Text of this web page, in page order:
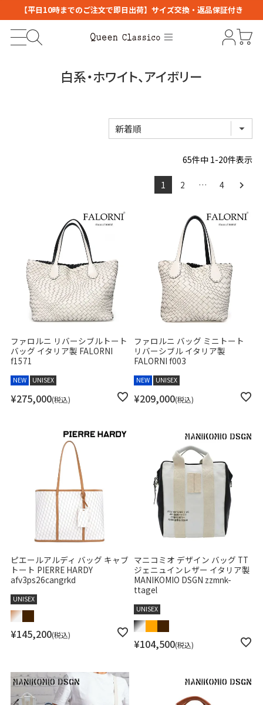
【平日10時までのご注文で即日出荷】サイズ交換・返品保証付き
白系・ホワイト、アイボリー
65件中 1-20件表示
1 2 … 4
ファロルニ リバーシブルトート
バッグ イタリア製 FALORNI
f1571
NEW UNISEX
¥275,000 税込
ファロルニ バッグ ミニトート
リバーシブル イタリア製
FALORNI f003
NEW UNISEX
¥209,000 税込
ピエールアルディ バッグ キャブ
トート PIERRE HARDY
afv3ps26cangrkd
UNISEX
¥145,200 税込
マニコミオ デザイン バッグ TT
ジェニュインレザー イタリア製
MANIKOMIO DSGN zzmnk-
ttagel
UNISEX
¥104,500 税込